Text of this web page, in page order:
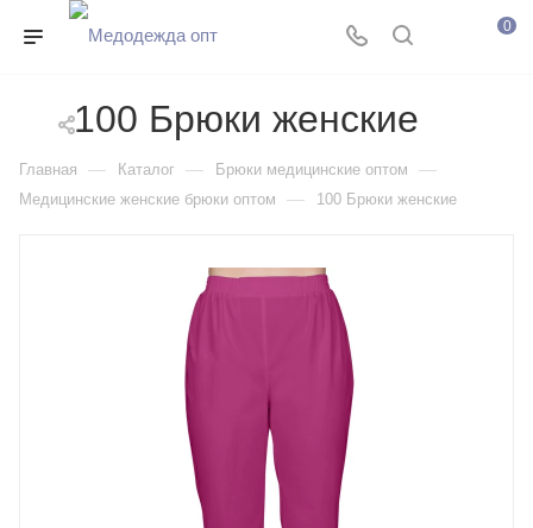
0
100 Брюки женские
Главная — Каталог — Брюки медицинские оптом —
Медицинские женские брюки оптом — 100 Брюки женские